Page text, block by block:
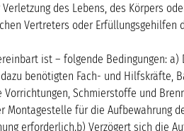
des Lebens, des Körpers
Vertreters oder Erfüllungsgehilfen
ist – folgende Bedingungen: a)
benötigten Fach- und Hilfskräfte,
Schmierstoffe und
Montagestelle für die Aufbewahrung
erforderlich.b) Verzögert sich die